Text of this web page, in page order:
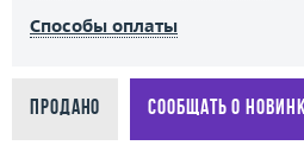
Способы оплаты
Продано Сообщать о